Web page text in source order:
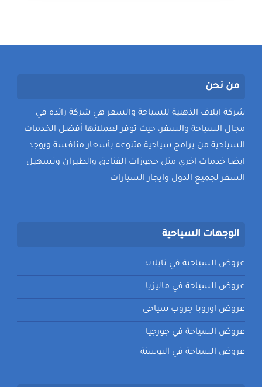
من نحن
شركة ايلاف الذهبية للسياحة والسفر هي شركة رائده في
مجال السياحة والسفر، حيث توفر لعملائها أفضل الخدمات
السياحية من برامج سياحية متنوعه بأسعار منافسة ويوجد
ايضا خدمات اخري مثل حجوزات الفنادق والطيران وتسهيل
السفر لجميع الدول وايجار السيارات
الوجهات السياحية
عروض السياحية في تايلاند
عروض السياحة في ماليزيا
عروض اوروبا جروب سياحى
عروض السياحة في جورجيا
عروض السياحة في البوسنة